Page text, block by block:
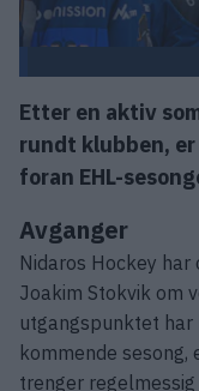
Etter en aktiv
rundt klubben,
foran EHL-
Avganger
Nidaros Hockey
Joakim Stokvik om
utgangspunktet
kommende
trenger